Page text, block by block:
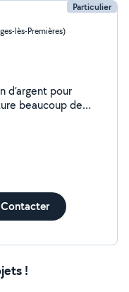
Particulier
lès-Premières)
d’argent pour
beaucoup de
Contacter
!